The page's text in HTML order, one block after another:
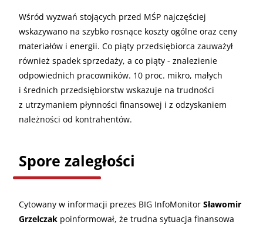
Wśród wyzwań stojących przed MŚP najczęściej
wskazywano na szybko rosnące koszty ogólne oraz ceny
materiałów i energii. Co piąty przedsiębiorca zauważył
również spadek sprzedaży, a co piąty - znalezienie
odpowiednich pracowników. 10 proc. mikro, małych
i średnich przedsiębiorstw wskazuje na trudności
z utrzymaniem płynności finansowej i z odzyskaniem
należności od kontrahentów.
Spore zaległości
Cytowany w informacji prezes BIG InfoMonitor Sławomir
Grzelczak poinformował, że trudna sytuacja finansowa